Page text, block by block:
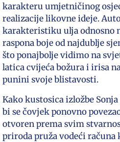
karakteru umjetničinog
realizacije likovne ideje.
karakteristiku ulja odnosno
raspona boje od najdublje
što ponajbolje vidimo na
latica cvijeća božura i irisa
punini svoje blistavosti.
Kako kustosica izložbe Sonja
bi se čovjek ponovno
otvoren prema svim
priroda pruža vodeći računa